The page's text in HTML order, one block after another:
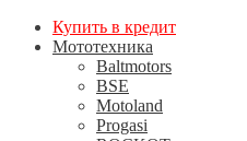
Купить в кредит
Мототехника
Baltmotors
BSE
Motoland
Progasi